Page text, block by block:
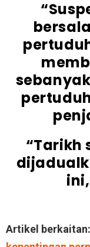
“Tarikh
Artikel berkaitan: